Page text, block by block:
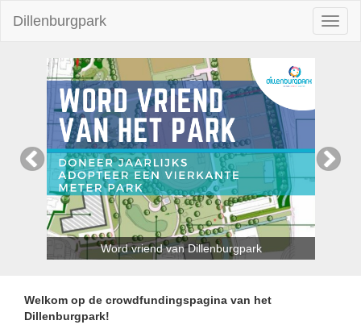
Dillenburgpark
Word vriend van Dillenburgpark
Welkom op de crowdfundingspagina van het
Dillenburgpark!